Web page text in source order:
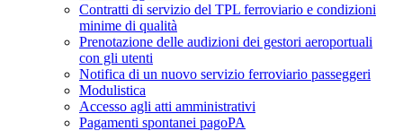
Contratti di servizio del TPL ferroviario e condizioni
minime di qualità
Prenotazione delle audizioni dei gestori aeroportuali
con gli utenti
Notifica di un nuovo servizio ferroviario passeggeri
Modulistica
Accesso agli atti amministrativi
Pagamenti spontanei pagoPA